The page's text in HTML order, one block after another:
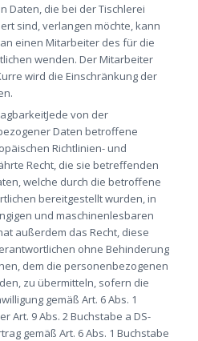
Daten, die bei der Tischlerei
sind, verlangen möchte, kann
einen Mitarbeiter des für die
wenden. Der Mitarbeiter
wird die Einschränkung der
von der
Daten betroffene
Richtlinien- und
Recht, die sie betreffenden
welche durch die betroffene
bereitgestellt wurden, in
und maschinenlesbaren
außerdem das Recht, diese
ohne Behinderung
dem die personenbezogenen
zu übermitteln, sofern die
gemäß Art. 6 Abs. 1
Art. 9 Abs. 2 Buchstabe a DS-
gemäß Art. 6 Abs. 1 Buchstabe